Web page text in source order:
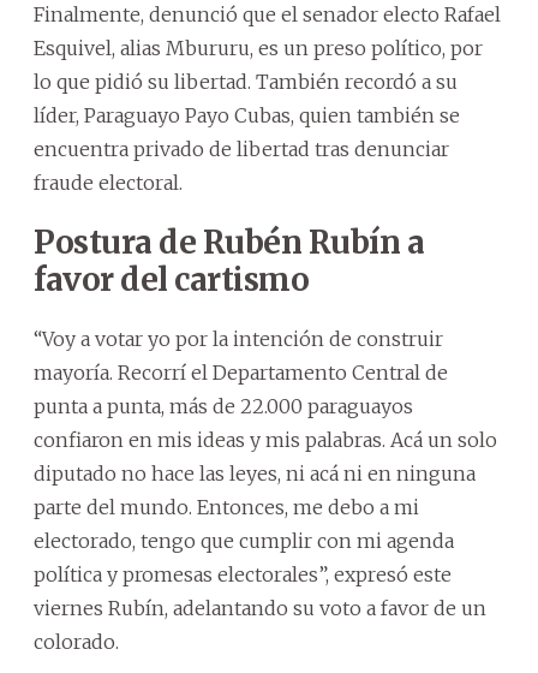
Finalmente, denunció que el senador electo Rafael
Esquivel, alias Mbururu, es un preso político, por
lo que pidió su libertad. También recordó a su
líder, Paraguayo Payo Cubas, quien también se
encuentra privado de libertad tras denunciar
fraude electoral.
Postura de Rubén Rubín a
favor del cartismo
“Voy a votar yo por la intención de construir
mayoría. Recorrí el Departamento Central de
punta a punta, más de 22.000 paraguayos
confiaron en mis ideas y mis palabras. Acá un solo
diputado no hace las leyes, ni acá ni en ninguna
parte del mundo. Entonces, me debo a mi
electorado, tengo que cumplir con mi agenda
política y promesas electorales”, expresó este
viernes Rubín, adelantando su voto a favor de un
colorado.